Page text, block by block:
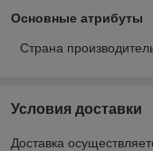
Основные атрибуты
Страна
Условия доставки
Доставка